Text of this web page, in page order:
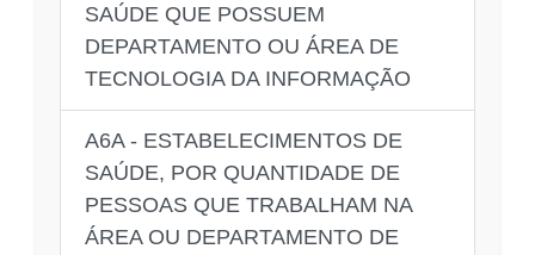
SAÚDE QUE POSSUEM
DEPARTAMENTO OU ÁREA DE
TECNOLOGIA DA INFORMAÇÃO
A6A - ESTABELECIMENTOS DE
SAÚDE, POR QUANTIDADE DE
PESSOAS QUE TRABALHAM NA
ÁREA OU DEPARTAMENTO DE